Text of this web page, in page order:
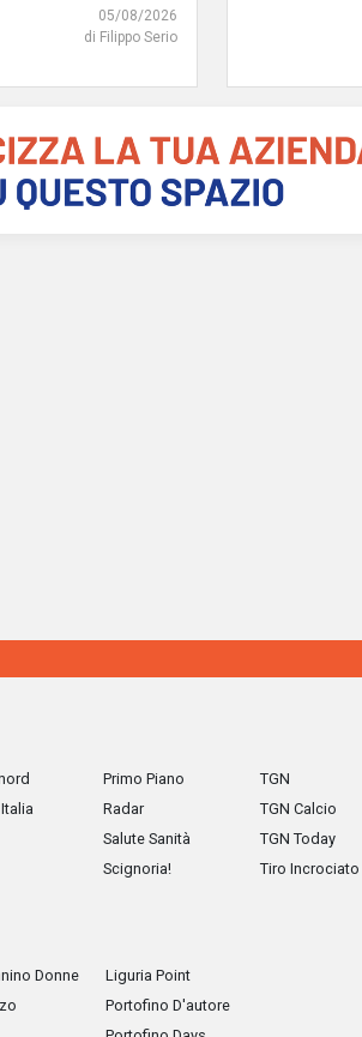
05/08/2026
di Filippo Serio
Primo Piano
Radar
Salute Sanità
Scignoria!
TGN
TGN Calcio
TGN Today
Tiro Incrociato
Donne
Liguria Point
Portofino D'autore